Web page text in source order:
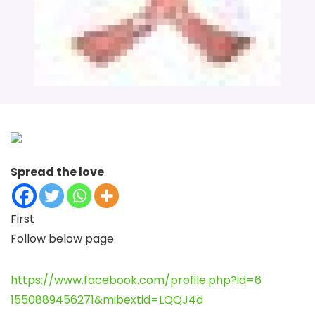
Spread the love
First
Follow below page
https://www.facebook.com/profile.php?id=6
1550889456271&mibextid=LQQJ4d